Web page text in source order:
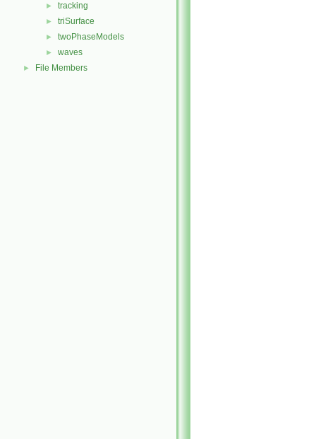
► tracking
► triSurface
► twoPhaseModels
► waves
► File Members